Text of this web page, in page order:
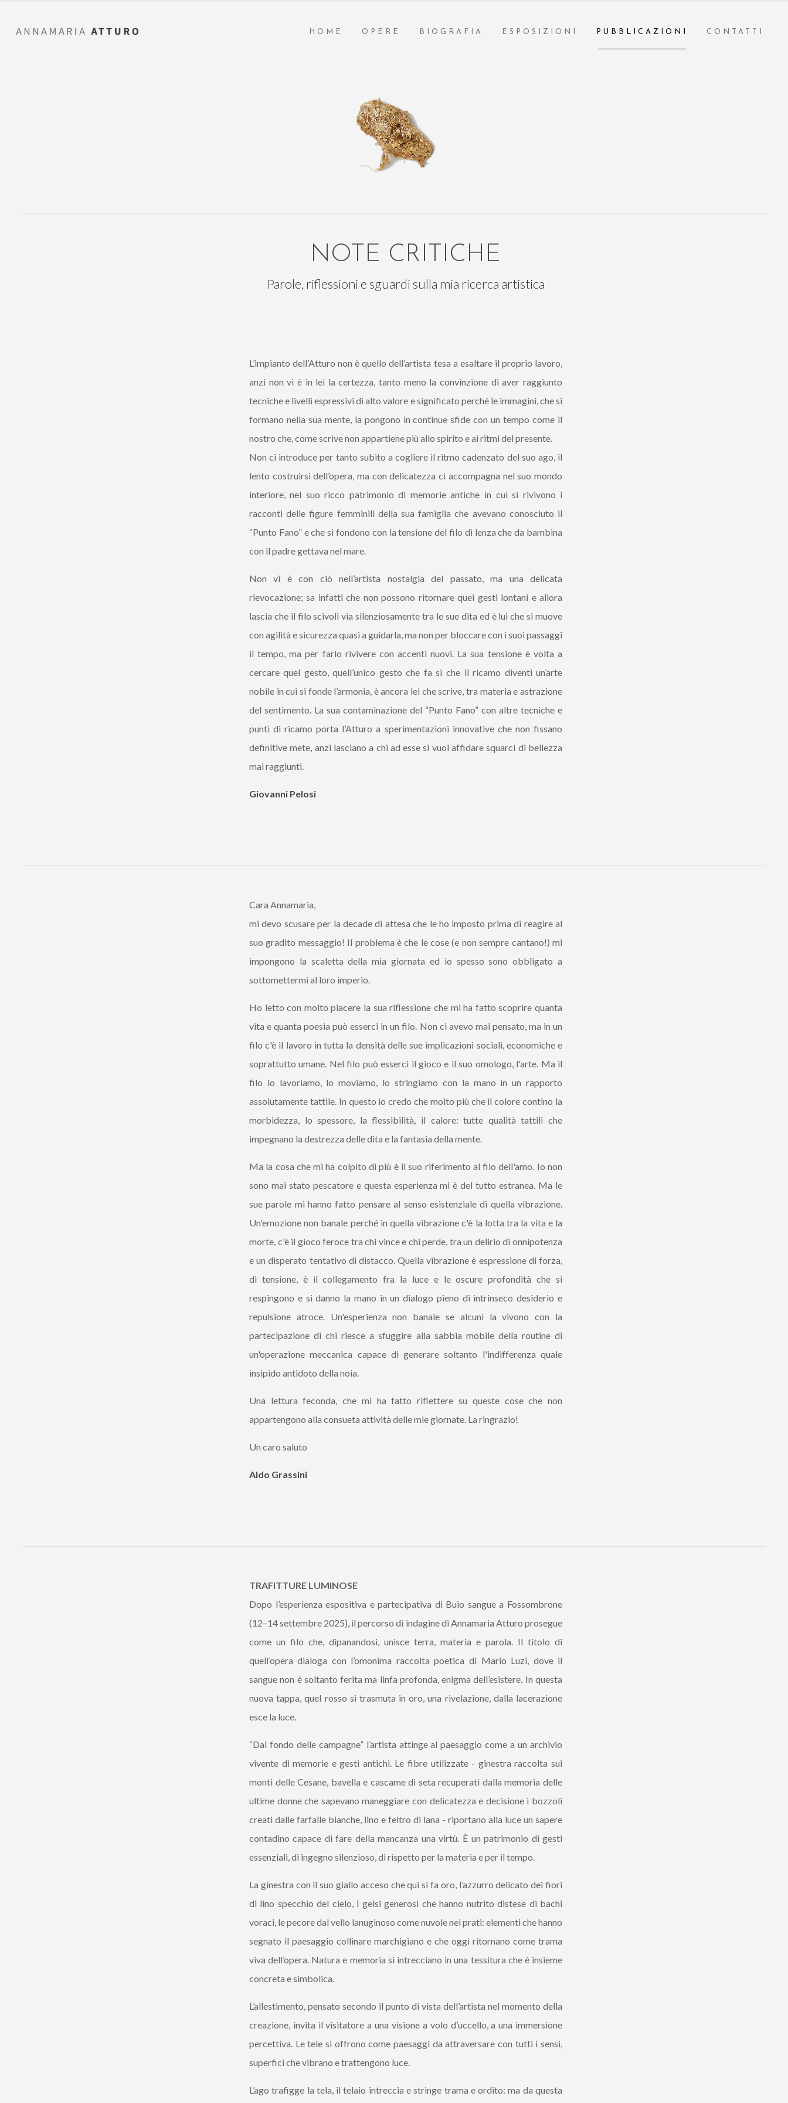
HOME OPERE BIOGRAFIA ESPOSIZIONI PUBBLICAZIONI CONTATTI
NOTE CRITICHE
Parole, riflessioni e sguardi sulla mia ricerca artistica
L’impianto dell’Atturo non è quello dell’artista tesa a esaltare il proprio lavoro,
anzi non vi è in lei la certezza, tanto meno la convinzione di aver raggiunto
tecniche e livelli espressivi di alto valore e significato perché le immagini, che si
formano nella sua mente, la pongono in continue sfide con un tempo come il
nostro che, come scrive non appartiene più allo spirito e ai ritmi del presente.
Non ci introduce per tanto subito a cogliere il ritmo cadenzato del suo ago, il
lento costruirsi dell’opera, ma con delicatezza ci accompagna nel suo mondo
interiore, nel suo ricco patrimonio di memorie antiche in cui si rivivono i
racconti delle figure femminili della sua famiglia che avevano conosciuto il
“Punto Fano” e che si fondono con la tensione del filo di lenza che da bambina
con il padre gettava nel mare.
Non vi è con ciò nell’artista nostalgia del passato, ma una delicata
rievocazione; sa infatti che non possono ritornare quei gesti lontani e allora
lascia che il filo scivoli via silenziosamente tra le sue dita ed è lui che si muove
con agilità e sicurezza quasi a guidarla, ma non per bloccare con i suoi passaggi
il tempo, ma per farlo rivivere con accenti nuovi. La sua tensione è volta a
cercare quel gesto, quell’unico gesto che fa sì che il ricamo diventi un’arte
nobile in cui si fonde l’armonia, è ancora lei che scrive, tra materia e astrazione
del sentimento. La sua contaminazione del “Punto Fano” con altre tecniche e
punti di ricamo porta l’Atturo a sperimentazioni innovative che non fissano
definitive mete, anzi lasciano a chi ad esse si vuol affidare squarci di bellezza
mai raggiunti.
Giovanni Pelosi
Cara Annamaria,
mi devo scusare per la decade di attesa che le ho imposto prima di reagire al
suo gradito messaggio! Il problema è che le cose (e non sempre cantano!) mi
impongono la scaletta della mia giornata ed io spesso sono obbligato a
sottomettermi al loro imperio.
Ho letto con molto piacere la sua riflessione che mi ha fatto scoprire quanta
vita e quanta poesia può esserci in un filo. Non ci avevo mai pensato, ma in un
filo c'è il lavoro in tutta la densità delle sue implicazioni sociali, economiche e
soprattutto umane. Nel filo può esserci il gioco e il suo omologo, l'arte. Ma il
filo lo lavoriamo, lo moviamo, lo stringiamo con la mano in un rapporto
assolutamente tattile. In questo io credo che molto più che il colore contino la
morbidezza, lo spessore, la flessibilità, il calore: tutte qualità tattili che
impegnano la destrezza delle dita e la fantasia della mente.
Ma la cosa che mi ha colpito di più è il suo riferimento al filo dell'amo. Io non
sono mai stato pescatore e questa esperienza mi è del tutto estranea. Ma le
sue parole mi hanno fatto pensare al senso esistenziale di quella vibrazione.
Un'emozione non banale perché in quella vibrazione c'è la lotta tra la vita e la
morte, c'è il gioco feroce tra chi vince e chi perde, tra un delirio di onnipotenza
e un disperato tentativo di distacco. Quella vibrazione è espressione di forza,
di tensione, è il collegamento fra la luce e le oscure profondità che si
respingono e si danno la mano in un dialogo pieno di intrinseco desiderio e
repulsione atroce. Un'esperienza non banale se alcuni la vivono con la
partecipazione di chi riesce a sfuggire alla sabbia mobile della routine di
un'operazione meccanica capace di generare soltanto l'indifferenza quale
insipido antidoto della noia.
Una lettura feconda, che mi ha fatto riflettere su queste cose che non
appartengono alla consueta attività delle mie giornate. La ringrazio!
Un caro saluto
Aldo Grassini
TRAFITTURE LUMINOSE
Dopo l’esperienza espositiva e partecipativa di Buio sangue a Fossombrone
(12–14 settembre 2025), il percorso di indagine di Annamaria Atturo prosegue
come un filo che, dipanandosi, unisce terra, materia e parola. Il titolo di
quell’opera dialoga con l’omonima raccolta poetica di Mario Luzi, dove il
sangue non è soltanto ferita ma linfa profonda, enigma dell’esistere. In questa
nuova tappa, quel rosso si trasmuta in oro, una rivelazione, dalla lacerazione
esce la luce.
“Dal fondo delle campagne” l’artista attinge al paesaggio come a un archivio
vivente di memorie e gesti antichi. Le fibre utilizzate - ginestra raccolta sui
monti delle Cesane, bavella e cascame di seta recuperati dalla memoria delle
ultime donne che sapevano maneggiare con delicatezza e decisione i bozzoli
creati dalle farfalle bianche, lino e feltro di lana - riportano alla luce un sapere
contadino capace di fare della mancanza una virtù. È un patrimonio di gesti
essenziali, di ingegno silenzioso, di rispetto per la materia e per il tempo.
La ginestra con il suo giallo acceso che qui si fa oro, l’azzurro delicato dei fiori
di lino specchio del cielo, i gelsi generosi che hanno nutrito distese di bachi
voraci, le pecore dal vello lanuginoso come nuvole nei prati: elementi che hanno
segnato il paesaggio collinare marchigiano e che oggi ritornano come trama
viva dell’opera. Natura e memoria si intrecciano in una tessitura che è insieme
concreta e simbolica.
L’allestimento, pensato secondo il punto di vista dell’artista nel momento della
creazione, invita il visitatore a una visione a volo d’uccello, a una immersione
percettiva. Le tele si offrono come paesaggi da attraversare con tutti i sensi,
superfici che vibrano e trattengono luce.
L’ago trafigge la tela, il telaio intreccia e stringe trama e ordito: ma da questa